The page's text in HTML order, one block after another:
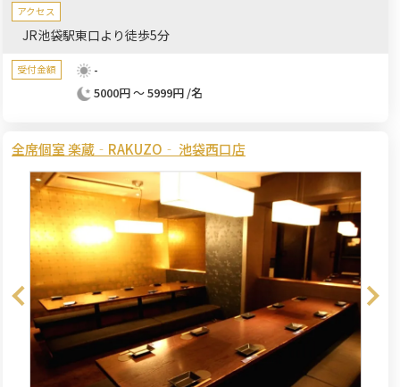
アクセス
JR池袋駅東口より徒歩5分
受付金額
-
5000円 ～ 5999円 /名
全席個室 楽蔵‐RAKUZO‐ 池袋西口店